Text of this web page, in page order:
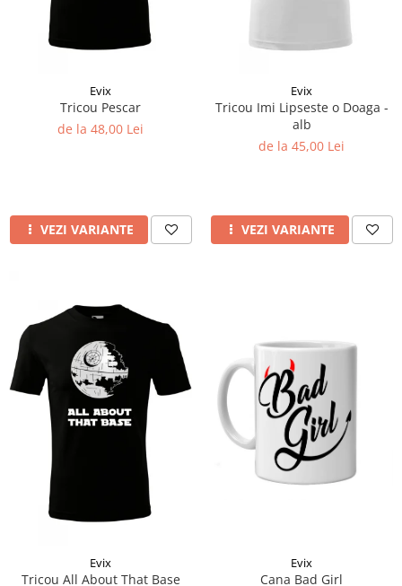
Evix
Tricou Pescar
de la 48,00 Lei
VEZI VARIANTE
Evix
Tricou Imi Lipseste o Doaga -
alb
de la 45,00 Lei
VEZI VARIANTE
Evix
Tricou All About That Base
Evix
Cana Bad Girl